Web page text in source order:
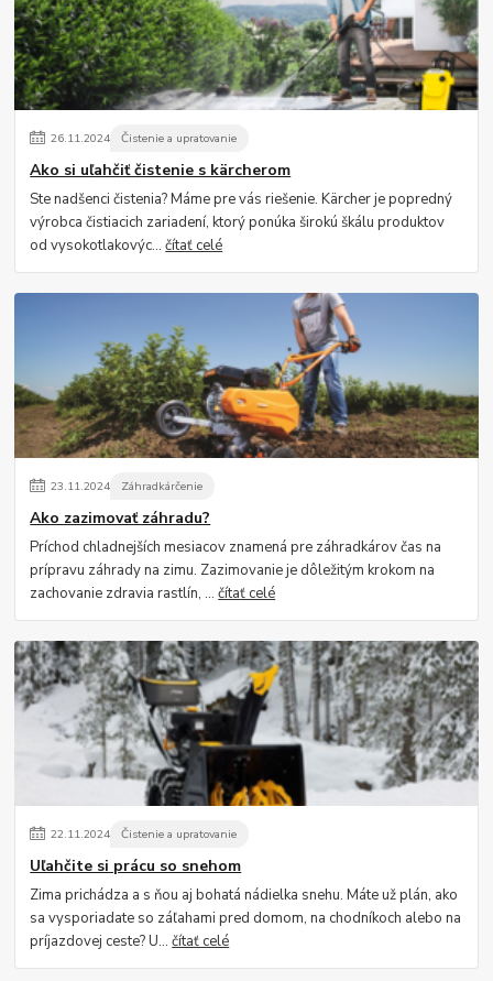
26.11.2024 Čistenie a upratovanie
Ako si uľahčiť čistenie s kärcherom
Ste nadšenci čistenia? Máme pre vás riešenie. Kärcher je popredný
výrobca čistiacich zariadení, ktorý ponúka širokú škálu produktov
od vysokotlakovýc...čítať celé
23.11.2024 Záhradkárčenie
Ako zazimovať záhradu?
Príchod chladnejších mesiacov znamená pre záhradkárov čas na
prípravu záhrady na zimu. Zazimovanie je dôležitým krokom na
zachovanie zdravia rastlín, ...čítať celé
22.11.2024 Čistenie a upratovanie
Uľahčite si prácu so snehom
Zima prichádza a s ňou aj bohatá nádielka snehu. Máte už plán, ako
sa vysporiadate so záľahami pred domom, na chodníkoch alebo na
príjazdovej ceste? U...čítať celé